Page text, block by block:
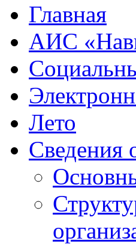
Главная
АИС
Лето
Сведения